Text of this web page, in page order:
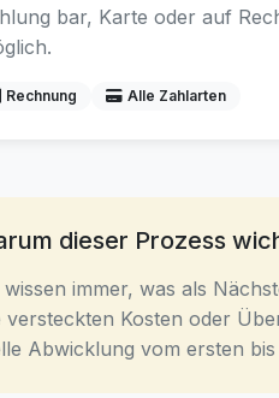
bar, Karte oder auf
Rechnung Alle Zahlarten
dieser Prozess
immer, was als
versteckten Kosten oder
Abwicklung vom ersten